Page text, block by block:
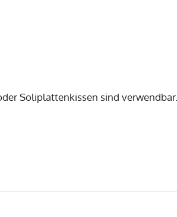
Soliplattenkissen sind verwendbar.